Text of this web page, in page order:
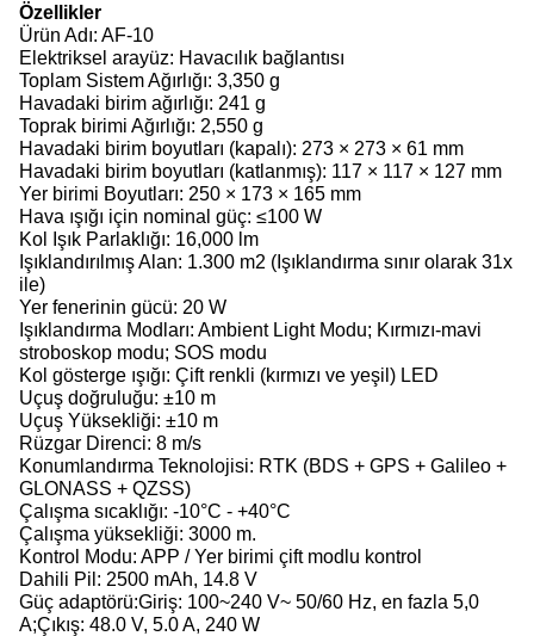
Özellikler
Ürün Adı: AF-10
Elektriksel arayüz: Havacılık bağlantısı
Toplam Sistem Ağırlığı: 3,350 g
Havadaki birim ağırlığı: 241 g
Toprak birimi Ağırlığı: 2,550 g
Havadaki birim boyutları (kapalı): 273 × 273 × 61 mm
Havadaki birim boyutları (katlanmış): 117 × 117 × 127 mm
Yer birimi Boyutları: 250 × 173 × 165 mm
Hava ışığı için nominal güç: ≤100 W
Kol Işık Parlaklığı: 16,000 lm
Işıklandırılmış Alan: 1.300 m2 (Işıklandırma sınır olarak 31x
ile)
Yer fenerinin gücü: 20 W
Işıklandırma Modları: Ambient Light Modu; Kırmızı-mavi
stroboskop modu; SOS modu
Kol gösterge ışığı: Çift renkli (kırmızı ve yeşil) LED
Uçuş doğruluğu: ±10 m
Uçuş Yüksekliği: ±10 m
Rüzgar Direnci: 8 m/s
Konumlandırma Teknolojisi: RTK (BDS + GPS + Galileo +
GLONASS + QZSS)
Çalışma sıcaklığı: -10°C - +40°C
Çalışma yüksekliği: 3000 m.
Kontrol Modu: APP / Yer birimi çift modlu kontrol
Dahili Pil: 2500 mAh, 14.8 V
Güç adaptörü:Giriş: 100~240 V~ 50/60 Hz, en fazla 5,0
A;Çıkış: 48.0 V, 5.0 A, 240 W